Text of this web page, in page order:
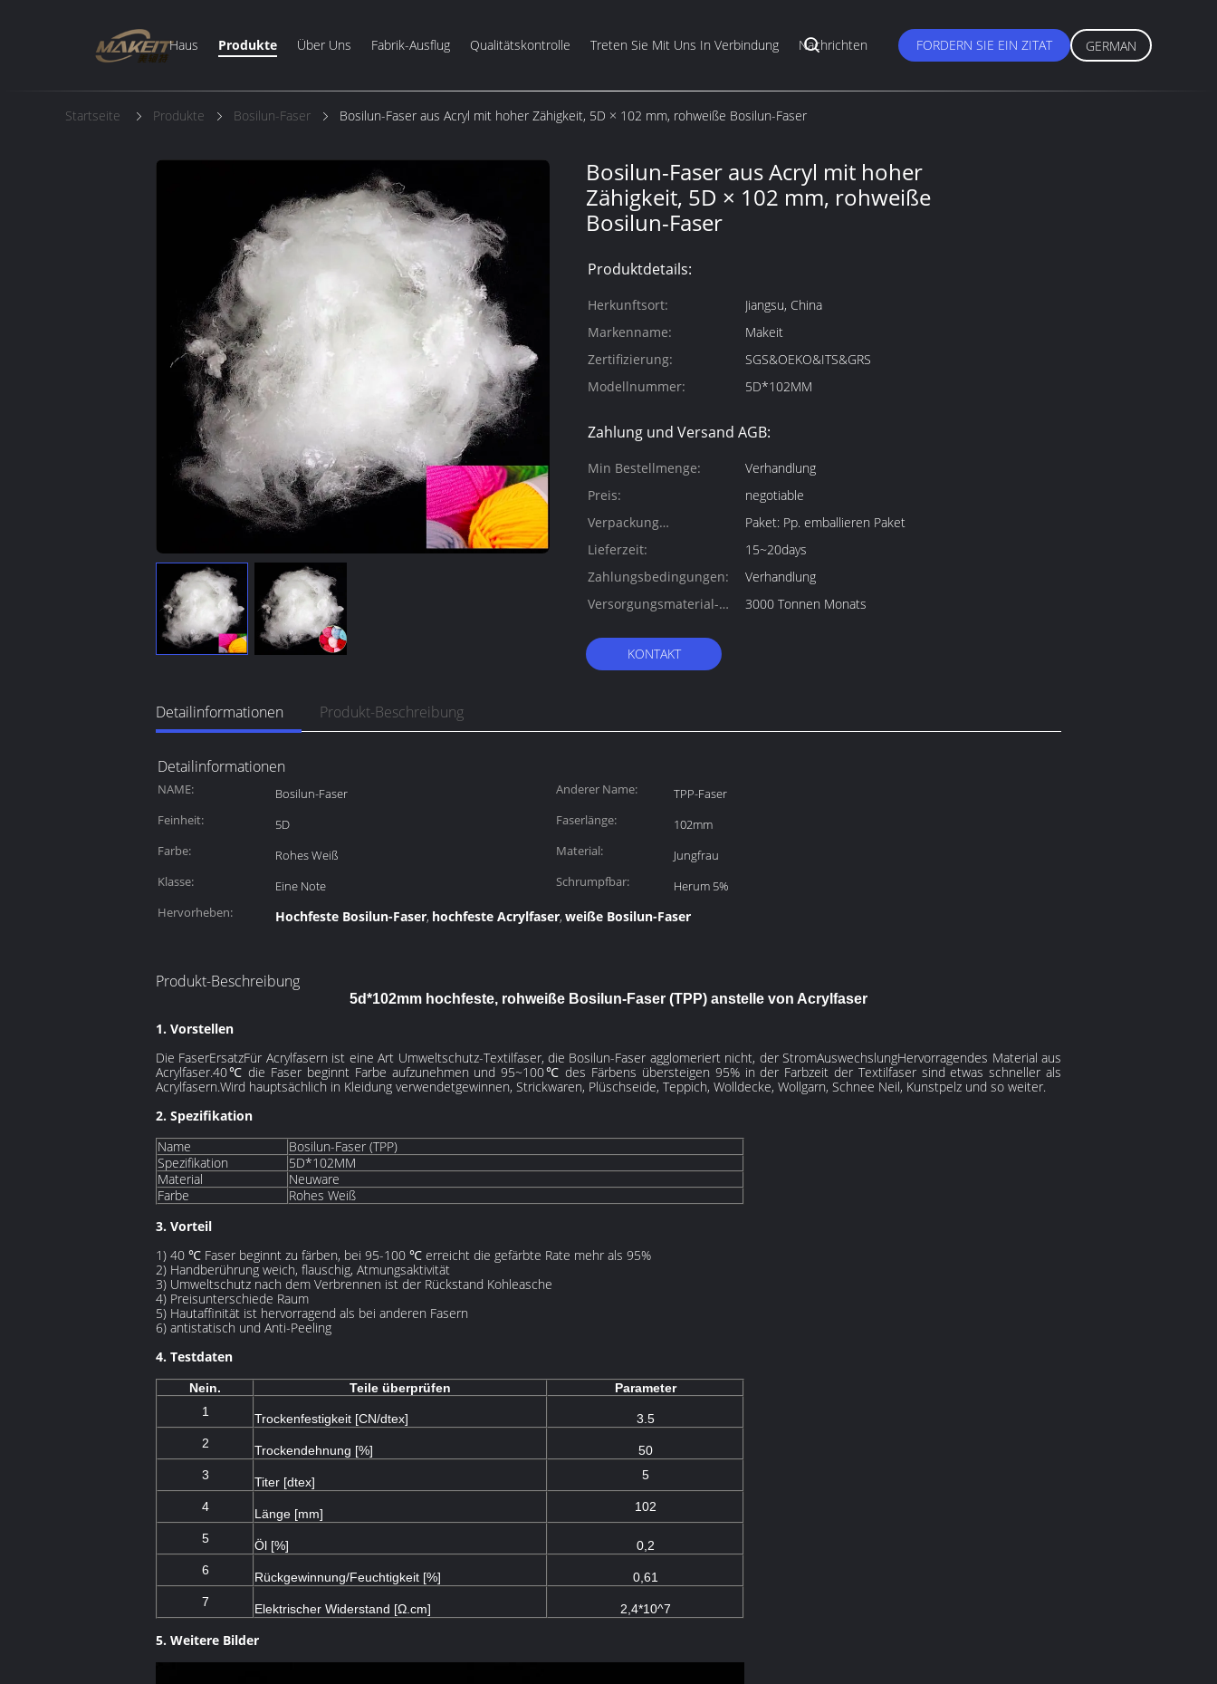
Haus Produkte Über Uns Fabrik-Ausflug Qualitätskontrolle Treten Sie Mit Uns In Verbindung Nachrichten FORDERN SIE EIN ZITAT GERMAN
Startseite Produkte Bosilun-Faser Bosilun-Faser aus Acryl mit hoher Zähigkeit, 5D × 102 mm, rohweiße Bosilun-Faser
Bosilun-Faser aus Acryl mit hoher
Zähigkeit, 5D × 102 mm, rohweiße
Bosilun-Faser
Produktdetails:
Herkunftsort:
Jiangsu, China
Markenname:
Makeit
Zertifizierung:
SGS&OEKO&ITS&GRS
Modellnummer:
5D*102MM
Zahlung und Versand AGB:
Min Bestellmenge:
Verhandlung
Preis:
negotiable
Verpackung
Informationen:
Paket: Pp. emballieren Paket
Lieferzeit:
15~20days
Zahlungsbedingungen:
Verhandlung
Versorgungsmaterial-
3000 Tonnen Monats
KONTAKT
Detailinformationen Produkt-Beschreibung
Detailinformationen
NAME: Bosilun-Faser Anderer Name:
TPP-Faser
Feinheit:
5D Faserlänge:
102mm
Farbe:
Rohes Weiß Material:
Jungfrau
Klasse:
Eine Note Schrumpfbar:
Herum 5%
Hervorheben:
Hochfeste Bosilun-Faser, hochfeste Acrylfaser, weiße Bosilun-Faser
Produkt-Beschreibung
5d*102mm hochfeste, rohweiße Bosilun-Faser (TPP) anstelle von Acrylfaser
1. Vorstellen
Die FaserErsatzFür Acrylfasern ist eine Art Umweltschutz-Textilfaser, die Bosilun-Faser agglomeriert nicht, der StromAuswechslungHervorragendes Material aus
Acrylfaser.40℃ die Faser beginnt Farbe aufzunehmen und 95~100℃ des Färbens übersteigen 95% in der Farbzeit der Textilfaser sind etwas schneller als
Acrylfasern.Wird hauptsächlich in Kleidung verwendetgewinnen, Strickwaren, Plüschseide, Teppich, Wolldecke, Wollgarn, Schnee Neil, Kunstpelz und so weiter.
2. Spezifikation
Name
Bosilun-Faser (TPP)
Spezifikation
5D*102MM
Material
Neuware
Farbe
Rohes Weiß
3. Vorteil
1) 40 ℃ Faser beginnt zu färben, bei 95-100 ℃ erreicht die gefärbte Rate mehr als 95%
2) Handberührung weich, flauschig, Atmungsaktivität
3) Umweltschutz nach dem Verbrennen ist der Rückstand Kohleasche
4) Preisunterschiede Raum
5) Hautaffinität ist hervorragend als bei anderen Fasern
6) antistatisch und Anti-Peeling
4. Testdaten
Nein. Teile überprüfen
Parameter
1
Trockenfestigkeit [CN/dtex]
3.5
2
Trockendehnung [%]
50
3
Titer [dtex] 5
4 Länge [mm] 102
5 Öl [%]
0,2
6
Rückgewinnung/Feuchtigkeit [%]
0,61
7
Elektrischer Widerstand [Ω.cm] 2,4*10^7
5. Weitere Bilder